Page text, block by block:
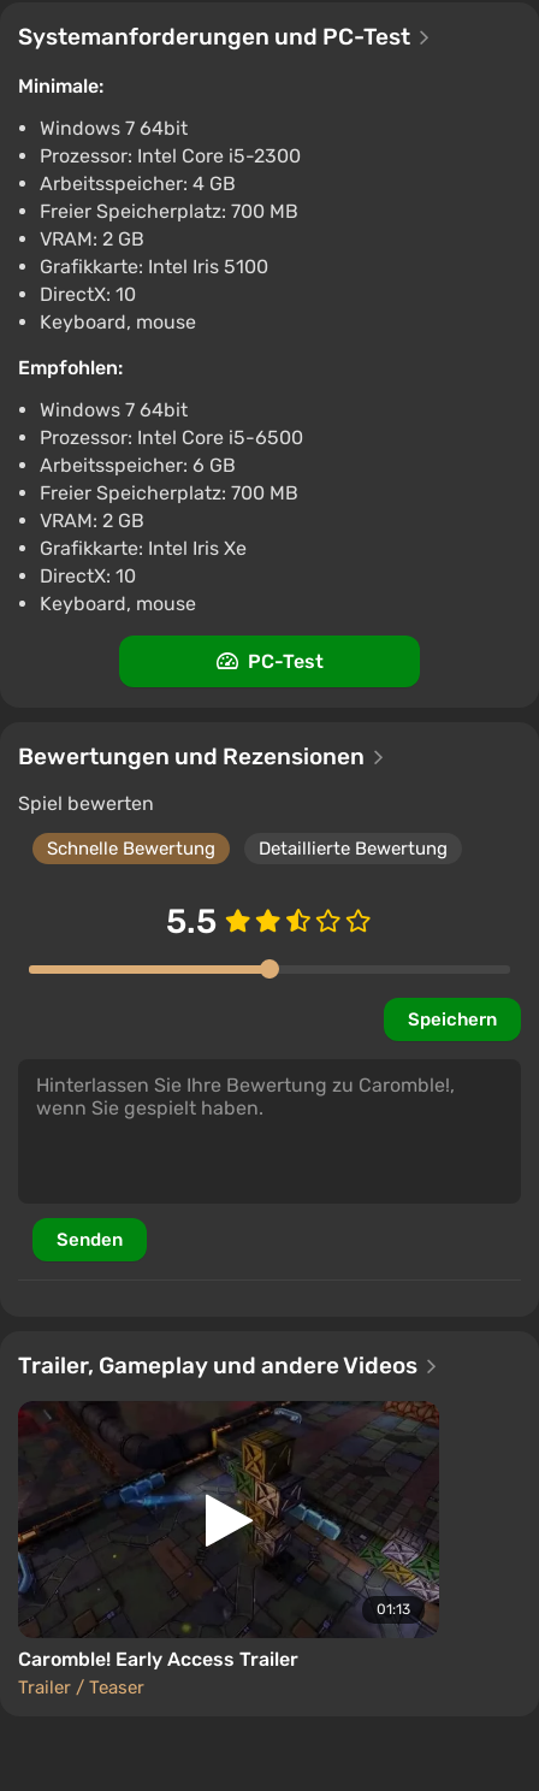
Systemanforderungen und PC-Test
Minimale:
Windows 7 64bit
Prozessor: Intel Core i5-2300
Arbeitsspeicher: 4 GB
Freier Speicherplatz: 700 MB
VRAM: 2 GB
Grafikkarte: Intel Iris 5100
DirectX: 10
Keyboard, mouse
Empfohlen:
Windows 7 64bit
Prozessor: Intel Core i5-6500
Arbeitsspeicher: 6 GB
Freier Speicherplatz: 700 MB
VRAM: 2 GB
Grafikkarte: Intel Iris Xe
DirectX: 10
Keyboard, mouse
PC-Test
Bewertungen und Rezensionen
Spiel bewerten
Schnelle Bewertung Detaillierte Bewertung
5.5
Speichern
Senden
Trailer, Gameplay und andere Videos
01:13
Caromble! Early Access Trailer
Trailer / Teaser